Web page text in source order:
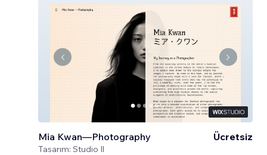
Mia Kwan—Photography
Tasarım: Studio Il
Ücretsiz